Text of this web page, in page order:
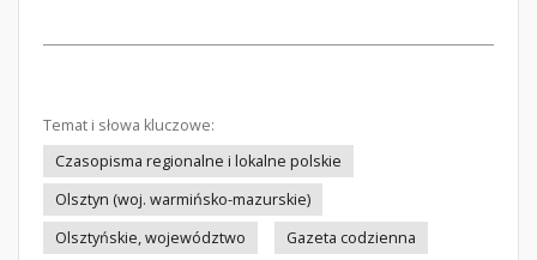
Temat i słowa kluczowe:
Czasopisma regionalne i lokalne polskie
Olsztyn (woj. warmińsko-mazurskie)
Olsztyńskie, województwo
Gazeta codzienna